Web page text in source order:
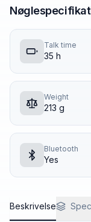
Talk time
35 h
Weight
213 g
Bluetooth
Yes
Beskrivelse